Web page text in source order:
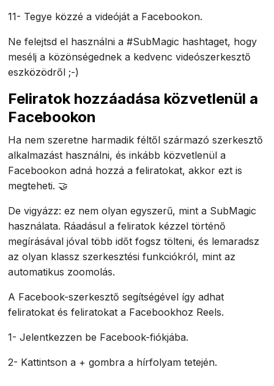
11- Tegye közzé a videóját a Facebookon.
Ne felejtsd el használni a #SubMagic hashtaget, hogy
mesélj a közönségednek a kedvenc videószerkesztő
eszközödről ;-)
Feliratok hozzáadása közvetlenül a
Facebookon
Ha nem szeretne harmadik féltől származó szerkesztő
alkalmazást használni, és inkább közvetlenül a
Facebookon adná hozzá a feliratokat, akkor ezt is
megteheti. 🤝
De vigyázz: ez nem olyan egyszerű, mint a SubMagic
használata. Ráadásul a feliratok kézzel történő
megírásával jóval több időt fogsz tölteni, és lemaradsz
az olyan klassz szerkesztési funkciókról, mint az
automatikus zoomolás.
A Facebook-szerkesztő segítségével így adhat
feliratokat és feliratokat a Facebookhoz Reels.
1- Jelentkezzen be Facebook-fiókjába.
2- Kattintson a + gombra a hírfolyam tetején.